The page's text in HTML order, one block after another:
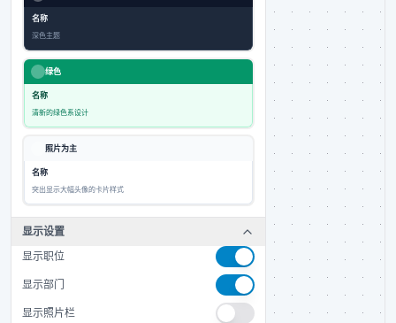
名称
深色主题
绿色
名称
清新的绿色系设计
照片为主
名称
突出显示大幅头像的卡片样式
显示设置
显示职位
显示部门
显示照片栏